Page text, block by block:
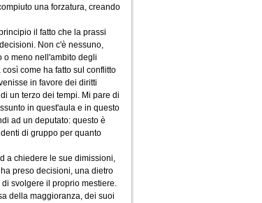
una forzatura, creando
il fatto che la prassi
Non c'è nessuno,
o meno nell'ambito degli
come ha fatto sul conflitto
in favore dei diritti
un terzo dei tempi. Mi pare di
in quest'aula e in questo
ad un deputato: questo è
di gruppo per quanto
a chiedere le sue dimissioni,
preso decisioni, una dietro
svolgere il proprio mestiere.
della maggioranza, dei suoi